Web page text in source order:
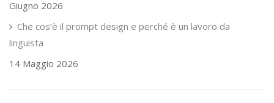
Giugno 2026
Che cos’è il prompt design e perché è un lavoro da
linguista
14 Maggio 2026